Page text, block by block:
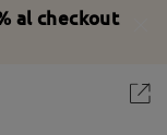
al checkout